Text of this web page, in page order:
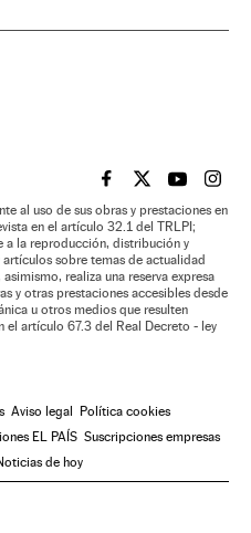
EL PAÍS BRASIL EN
EL PAÍSEL PAÍS
EL
al uso de sus obras y prestaciones en
en el artículo 32.1 del TRLPI;
a la reproducción, distribución y
sobre temas de actualidad
realiza una reserva expresa
y otras prestaciones accesibles desde
u otros medios que resulten
artículo 67.3 del Real Decreto - ley
Aviso legal Política cookies
EL PAÍS Suscripciones empresas
de hoy